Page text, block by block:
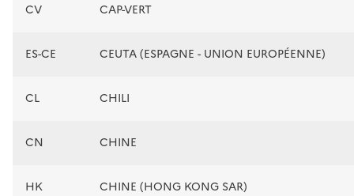
CV CAP-VERT
ES-CE CEUTA (ESPAGNE - UNION EUROPÉENNE)
CL CHILI
CN CHINE
HK CHINE (HONG KONG SAR)